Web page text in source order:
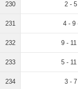
230 2 -
231 4 - 9
232 9 -
233 5 -
234 3 -